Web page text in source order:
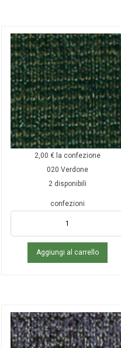
2,00 € la confezione
020 Verdone
2 disponibili
confezioni
Aggiungi al carrello